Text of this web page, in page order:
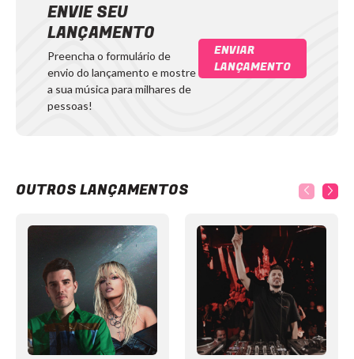
ENVIE SEU
LANÇAMENTO
Preencha o formulário de
envio do lançamento e mostre
a sua música para milhares de
pessoas!
ENVIAR
LANÇAMENTO
OUTROS LANÇAMENTOS